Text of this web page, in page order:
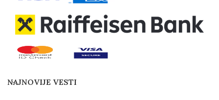
NAJNOVIJE VESTI